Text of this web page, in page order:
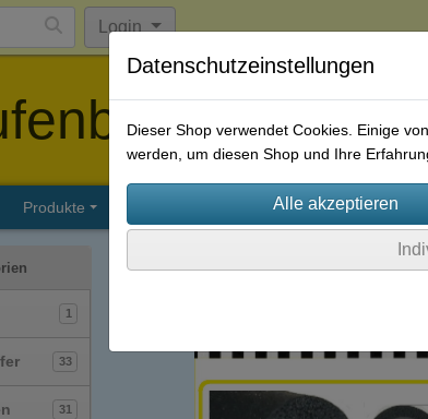
Login
berlin
Produkte Firmenhistorie AGB
1
33
31
Datenschutzeinstellungen
Dieser Shop verwendet Cookies. Einige
werden, um diesen Shop und Ihre